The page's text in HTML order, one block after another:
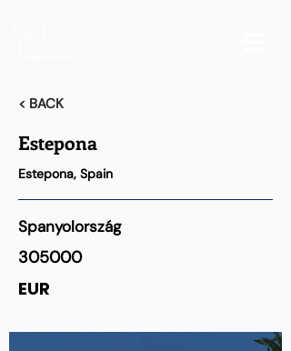
< BACK
Estepona
Estepona, Spain
Spanyolország
305000
EUR